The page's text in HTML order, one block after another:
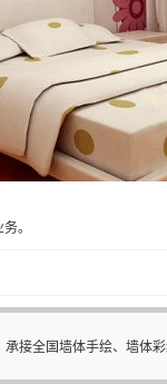
。
承接全国墙体手绘、墙体彩